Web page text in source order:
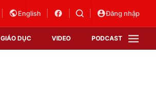
English Đăng nhập
GIÁO DỤC VIDEO PODCAST